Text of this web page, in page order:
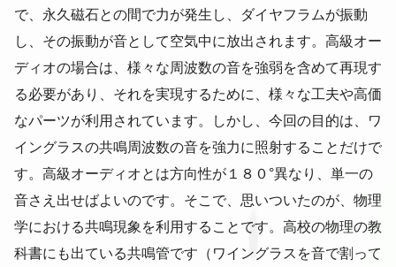
で、永久磁石との間で力が発生し、ダイヤフラムが振動
し、その振動が音として空気中に放出されます。高級オー
ディオの場合は、様々な周波数の音を強弱を含めて再現す
る必要があり、それを実現するために、様々な工夫や高価
なパーツが利用されています。しかし、今回の目的は、ワ
イングラスの共鳴周波数の音を強力に照射することだけで
す。高級オーディオとは方向性が１８０°異なり、単一の
音さえ出せばよいのです。そこで、思いついたのが、物理
学における共鳴現象を利用することです。高校の物理の教
科書にも出ている共鳴管です（ワイングラスを音で割って